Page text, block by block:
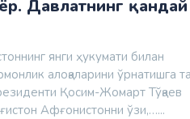
Давлатнинг қандай
янги ҳукумати билан
алоқаларини ўрнатишга
Қосим-Жомарт Тўқаев
Афғонистонни ўзи,…...